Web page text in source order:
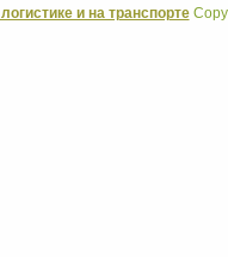
и на транспорте